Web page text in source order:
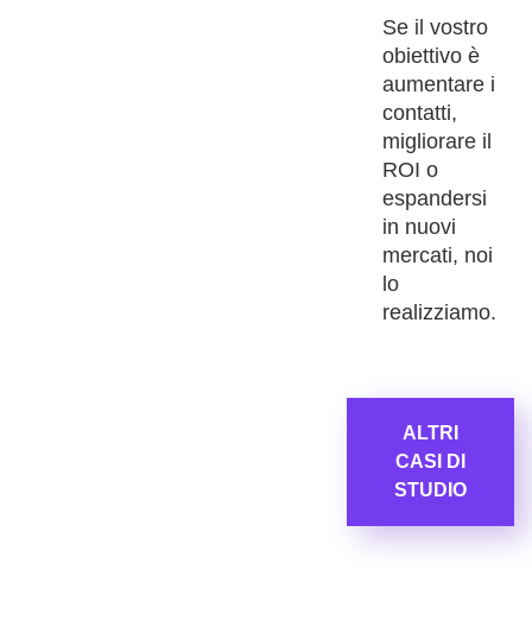
Se il vostro
obiettivo è
aumentare i
contatti,
migliorare il
ROI o
espandersi
in nuovi
mercati, noi
lo
realizziamo.
ALTRI
CASI DI
STUDIO